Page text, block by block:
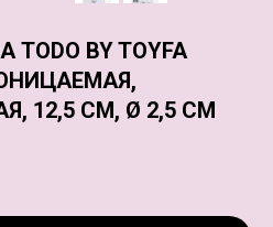
BY TOYFA
12,5 СМ, Ø 2,5 СМ